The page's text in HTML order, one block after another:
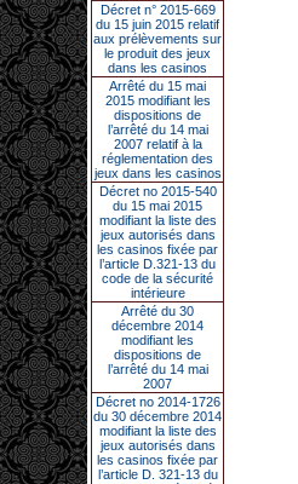
Décret n° 2015-669
du 15 juin 2015 relatif
aux prélèvements sur
le produit des jeux
dans les casinos
Arrêté du 15 mai
2015 modifiant les
dispositions de
l’arrêté du 14 mai
2007 relatif à la
réglementation des
jeux dans les casinos
Décret no 2015-540
du 15 mai 2015
modifiant la liste des
jeux autorisés dans
les casinos fixée par
l’article D.321-13 du
code de la sécurité
intérieure
Arrêté du 30
décembre 2014
modifiant les
dispositions de
l’arrêté du 14 mai
2007
Décret no 2014-1726
du 30 décembre 2014
modifiant la liste des
jeux autorisés dans
les casinos fixée par
l’article D. 321-13 du